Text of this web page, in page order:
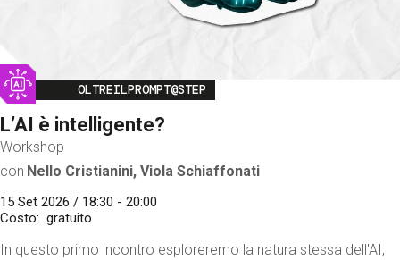
Image
OLTREILPROMPT@STEP
L’AI è intelligente?
Workshop
con Nello Cristianini, Viola Schiaffonati
15 Set 2026 / 18:30 - 20:00
Costo
gratuito
In questo primo incontro esploreremo la natura stessa dell'AI,